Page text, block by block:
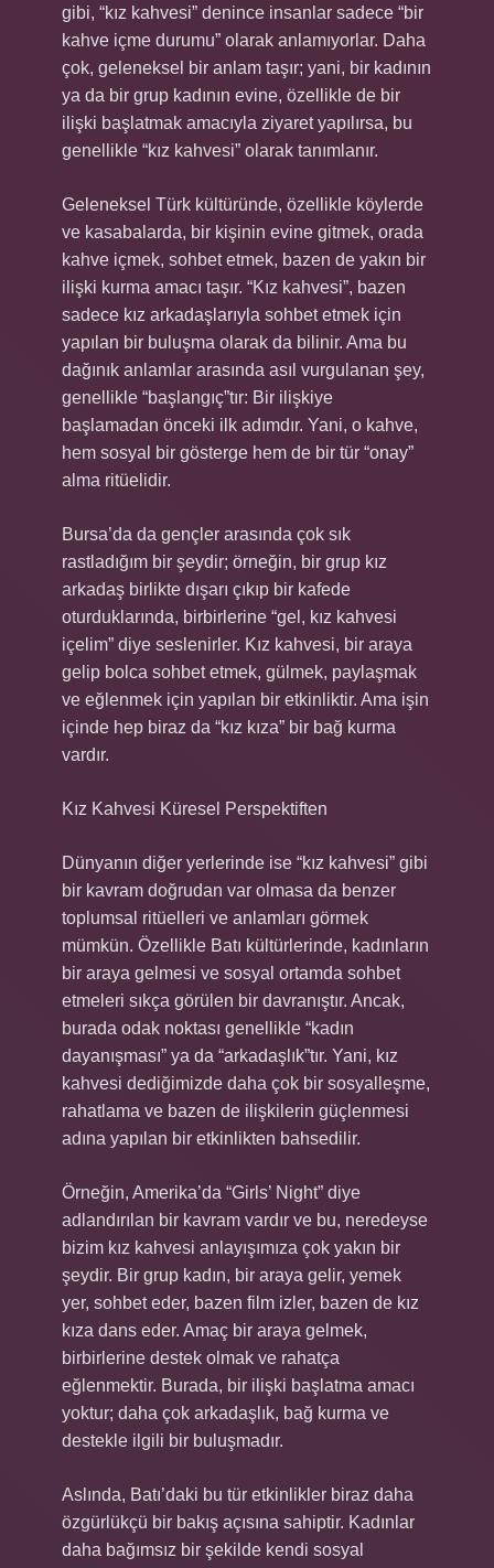
gibi, “kız kahvesi” denince insanlar sadece “bir
kahve içme durumu” olarak anlamıyorlar. Daha
çok, geleneksel bir anlam taşır; yani, bir kadının
ya da bir grup kadının evine, özellikle de bir
ilişki başlatmak amacıyla ziyaret yapılırsa, bu
genellikle “kız kahvesi” olarak tanımlanır.
Geleneksel Türk kültüründe, özellikle köylerde
ve kasabalarda, bir kişinin evine gitmek, orada
kahve içmek, sohbet etmek, bazen de yakın bir
ilişki kurma amacı taşır. “Kız kahvesi”, bazen
sadece kız arkadaşlarıyla sohbet etmek için
yapılan bir buluşma olarak da bilinir. Ama bu
dağınık anlamlar arasında asıl vurgulanan şey,
genellikle “başlangıç”tır: Bir ilişkiye
başlamadan önceki ilk adımdır. Yani, o kahve,
hem sosyal bir gösterge hem de bir tür “onay”
alma ritüelidir.
Bursa’da da gençler arasında çok sık
rastladığım bir şeydir; örneğin, bir grup kız
arkadaş birlikte dışarı çıkıp bir kafede
oturduklarında, birbirlerine “gel, kız kahvesi
içelim” diye seslenirler. Kız kahvesi, bir araya
gelip bolca sohbet etmek, gülmek, paylaşmak
ve eğlenmek için yapılan bir etkinliktir. Ama işin
içinde hep biraz da “kız kıza” bir bağ kurma
vardır.
Kız Kahvesi Küresel Perspektiften
Dünyanın diğer yerlerinde ise “kız kahvesi” gibi
bir kavram doğrudan var olmasa da benzer
toplumsal ritüelleri ve anlamları görmek
mümkün. Özellikle Batı kültürlerinde, kadınların
bir araya gelmesi ve sosyal ortamda sohbet
etmeleri sıkça görülen bir davranıştır. Ancak,
burada odak noktası genellikle “kadın
dayanışması” ya da “arkadaşlık”tır. Yani, kız
kahvesi dediğimizde daha çok bir sosyalleşme,
rahatlama ve bazen de ilişkilerin güçlenmesi
adına yapılan bir etkinlikten bahsedilir.
Örneğin, Amerika’da “Girls’ Night” diye
adlandırılan bir kavram vardır ve bu, neredeyse
bizim kız kahvesi anlayışımıza çok yakın bir
şeydir. Bir grup kadın, bir araya gelir, yemek
yer, sohbet eder, bazen film izler, bazen de kız
kıza dans eder. Amaç bir araya gelmek,
birbirlerine destek olmak ve rahatça
eğlenmektir. Burada, bir ilişki başlatma amacı
yoktur; daha çok arkadaşlık, bağ kurma ve
destekle ilgili bir buluşmadır.
Aslında, Batı’daki bu tür etkinlikler biraz daha
özgürlükçü bir bakış açısına sahiptir. Kadınlar
daha bağımsız bir şekilde kendi sosyal